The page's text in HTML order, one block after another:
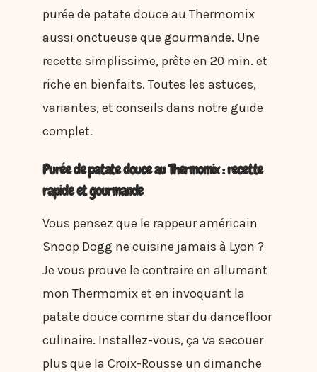
purée de patate douce au Thermomix
aussi onctueuse que gourmande. Une
recette simplissime, prête en 20 min. et
riche en bienfaits. Toutes les astuces,
variantes, et conseils dans notre guide
complet.
Purée de patate douce au Thermomix : recette
rapide et gourmande
Vous pensez que le rappeur américain
Snoop Dogg ne cuisine jamais à Lyon ?
Je vous prouve le contraire en allumant
mon Thermomix et en invoquant la
patate douce comme star du dancefloor
culinaire. Installez-vous, ça va secouer
plus que la Croix-Rousse un dimanche